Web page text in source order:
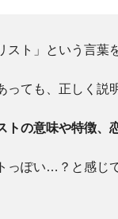
スト」という言葉
っても、正しく説
トの意味や特徴、
っぽい…？と感じ